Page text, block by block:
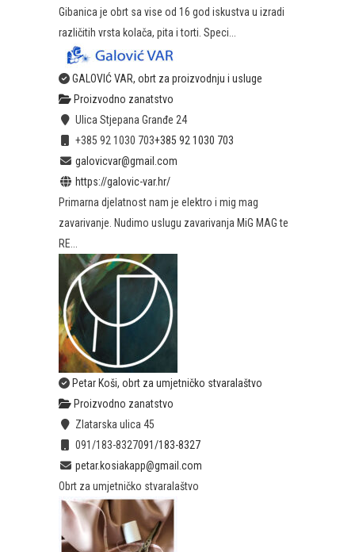
Gibanica je obrt sa vise od 16 god iskustva u izradi
različitih vrsta kolača, pita i torti. Speci...
GALOVIĆ VAR, obrt za proizvodnju i usluge
Proizvodno zanatstvo
Ulica Stjepana Granđe 24
+385 92 1030 703+385 92 1030 703
galovicvar@gmail.com
https://galovic-var.hr/
Primarna djelatnost nam je elektro i mig mag
zavarivanje. Nudimo uslugu zavarivanja MiG MAG te
RE...
Petar Koši, obrt za umjetničko stvaralaštvo
Proizvodno zanatstvo
Zlatarska ulica 45
091/183-8327091/183-8327
petar.kosiakapp@gmail.com
Obrt za umjetničko stvaralaštvo